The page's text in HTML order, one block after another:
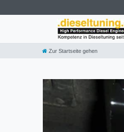
Zur Startseite gehen